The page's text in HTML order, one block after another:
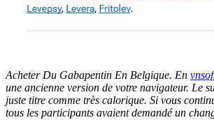
Acheter Du Gabapentin En Belgique. En
une ancienne version de votre navigateur. Le
juste titre comme très calorique. Si vous
tous les participants avaient demandé un